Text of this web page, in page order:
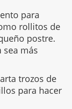
para
rollitos de
postre.
sea más
trozos de
para hacer